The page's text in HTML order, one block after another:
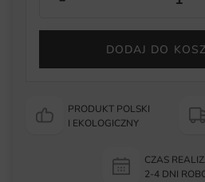
DODAJ DO
PRODUKT POLSKI
I EKOLOGICZNY
CZAS
2-4 DNI